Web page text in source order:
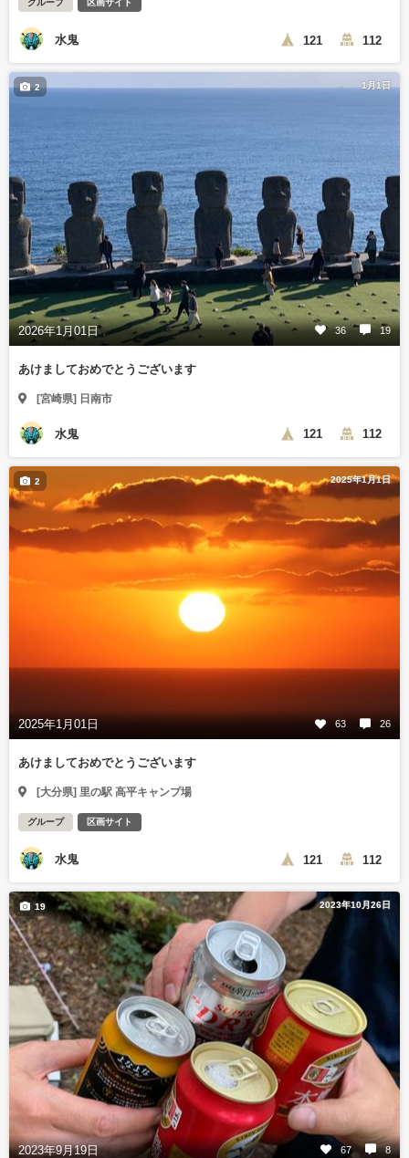
グループ 区画サイト
水鬼 121 112
1月1日
2026年1月01日 36 19
2
あけましておめでとうございます
[宮崎県] 日南市
水鬼 121 112
2025年1月1日
2025年1月01日 63 26
2
あけましておめでとうございます
[大分県] 里の駅 高平キャンプ場
グループ 区画サイト
水鬼 121 112
2023年10月26日
2023年9月19日 67 8
19